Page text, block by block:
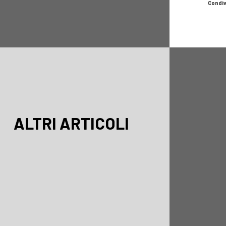
ALTRI ARTICOLI